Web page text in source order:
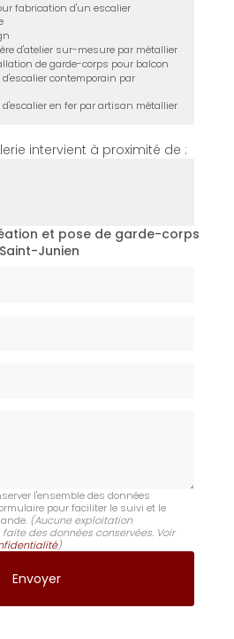
fabrication d'un escalier
d'atelier sur-mesure par métallier
de garde-corps pour balcon
contemporain par
en fer par artisan métallier
intervient à proximité de :
et pose de garde-corps
Junien
l'ensemble des données
pour faciliter le suivi et le
(Aucune exploitation
des données conservées. Voir
)